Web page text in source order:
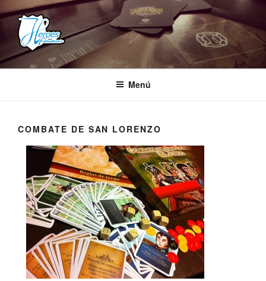
Saltar
al
contenido
HEROES ESTUDIOS
– Comunidad Creativa –
Menú
COMBATE DE SAN LORENZO